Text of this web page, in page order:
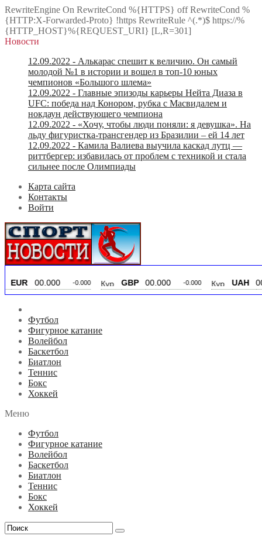
RewriteEngine On RewriteCond %{HTTPS} off RewriteCond %
{HTTP:X-Forwarded-Proto} !https RewriteRule ^(.*)$ https://%
{HTTP_HOST}%{REQUEST_URI} [L,R=301]
Новости
12.09.2022 - Алькарас спешит к величию. Он самый
молодой №1 в истории и вошел в топ-10 юных
чемпионов «Большого шлема»
12.09.2022 - Главные эпизоды карьеры Нейта Диаза в
UFC: победа над Конором, рубка с Масвидалем и
нокдаун действующего чемпиона
12.09.2022 - «Хочу, чтобы люди поняли: я девушка». На
льду фигуристка-трансгендер из Бразилии – ей 14 лет
12.09.2022 - Камила Валиева выучила каскад лутц —
риттбергер: избавилась от проблем с техникой и стала
сильнее после Олимпиады
Карта сайта
Контакты
Войти
-0.000 GBP 00.000 -0.000 UAH 00.000 -0.000
Футбол
Фигурное катание
Волейбол
Баскетбол
Биатлон
Теннис
Бокс
Хоккей
Меню
Футбол
Фигурное катание
Волейбол
Баскетбол
Биатлон
Теннис
Бокс
Хоккей